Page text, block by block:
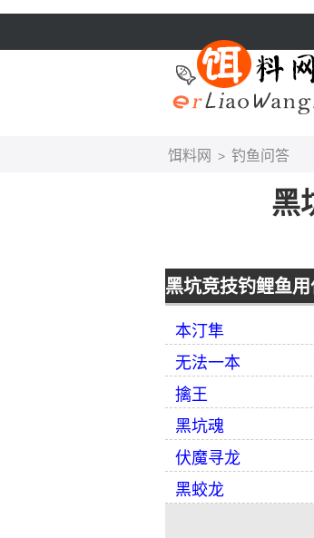
饵料网 > 钓鱼问答
黑
黑坑竞技钓鲤鱼
本汀隼
无法一本
擒王
黑坑魂
伏魔寻龙
黑蛟龙